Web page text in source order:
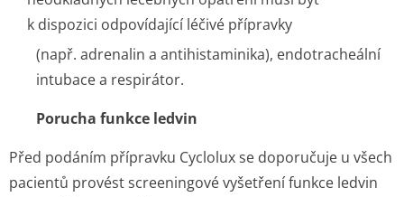
k dispozici odpovídající léčivé přípravky
(např. adrenalin a antihistaminika), endotracheální
intubace a respirátor.
Porucha funkce ledvin
Před podáním přípravku Cyclolux se doporučuje u všech
pacientů provést screeningové vyšetření funkce ledvin